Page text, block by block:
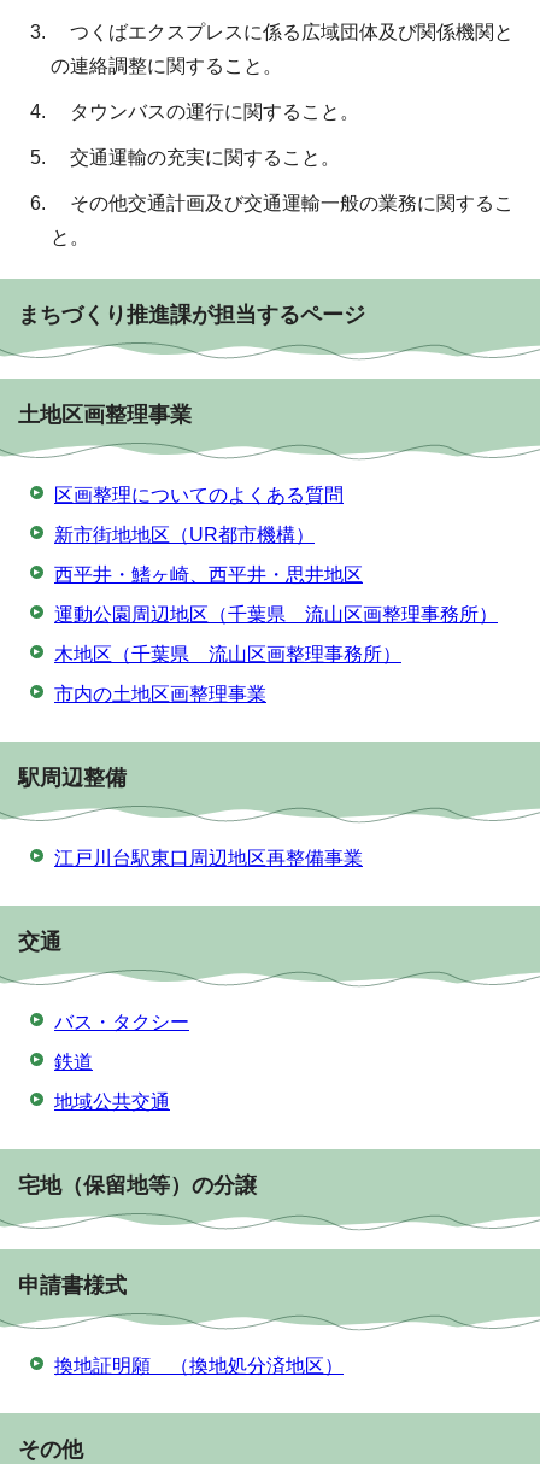
つくばエクスプレスに係る広域団体及び関係機関と
の連絡調整に関すること。
タウンバスの運行に関すること。
交通運輸の充実に関すること。
その他交通計画及び交通運輸一般の業務に関するこ
と。
まちづくり推進課が担当するページ
土地区画整理事業
区画整理についてのよくある質問
新市街地地区（UR都市機構）
西平井・鰭ヶ崎、西平井・思井地区
運動公園周辺地区（千葉県 流山区画整理事務所）
木地区（千葉県 流山区画整理事務所）
市内の土地区画整理事業
駅周辺整備
江戸川台駅東口周辺地区再整備事業
交通
バス・タクシー
鉄道
地域公共交通
宅地（保留地等）の分譲
申請書様式
換地証明願 （換地処分済地区）
その他